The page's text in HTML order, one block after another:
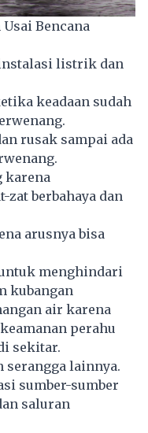
Bencana
listrik dan
keadaan sudah
rusak sampai ada
karena
berbahaya dan
arusnya bisa
menghindari
kubangan
air karena
perahu
sekitar.
serangga lainnya.
sumber-sumber
saluran